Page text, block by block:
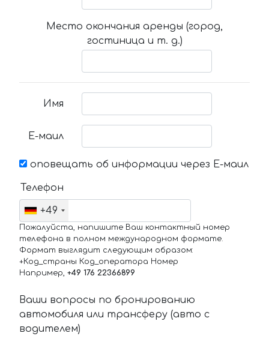
Место окончания аренды (город,
гостиница и т. д.)
Имя
Е-маил
оповещать об информации через Е-маил
Телефон
+49
Пожалуйста, напишите Ваш контактный номер
телефона в полном международном формате.
Формат выглядит следующим образом:
+Код_страны Код_оператора Номер
Например, +49 176 22366899
Ваши вопросы по бронированию
автомобиля или трансферу (авто с
водителем)